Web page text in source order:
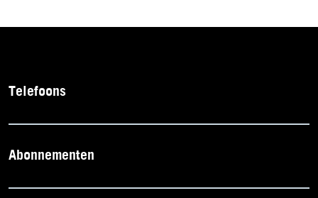
Telefoons
Abonnementen